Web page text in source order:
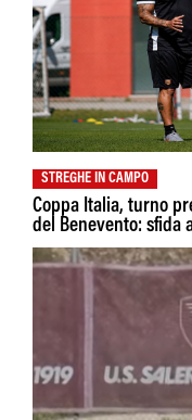
STREGHE IN CAMPO
Coppa Italia, turno
del Benevento: sfida